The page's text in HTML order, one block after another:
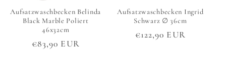
Aufsatzwaschbecken Belinda
Black Marble Poliert
46x32cm
Normaler
€83,90 EUR
Aufsatzwaschbecken Ingrid
Schwarz ∅ 36cm
Normaler
€122,90 EUR